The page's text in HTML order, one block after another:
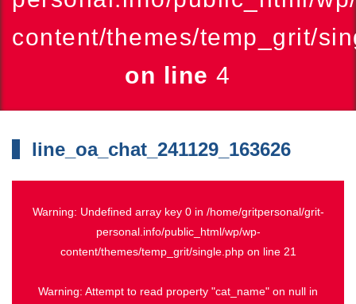
content/themes/temp_grit/
on line4
line_oa_chat_241129_163626
Warning: Undefined array key 0 in /home/gritpersonal/grit-
personal.info/public_html/wp/wp-
content/themes/temp_grit/single.phpon line 21
Warning: Attempt to read property "cat_name" on null in